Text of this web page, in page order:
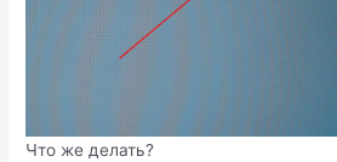
Что же делать?